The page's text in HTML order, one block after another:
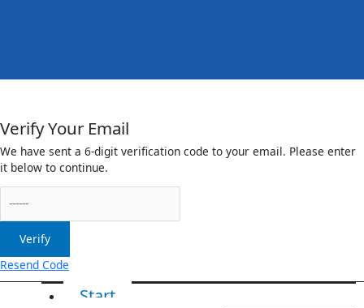
Verify Your Email
We have sent a 6-digit verification code to your email. Please enter
it below to continue.
Verify
Resend Code
Start